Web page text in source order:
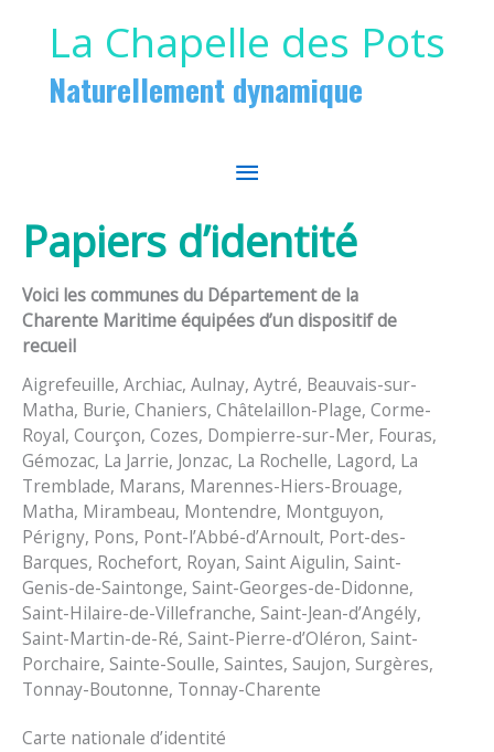
La Chapelle des Pots
Naturellement dynamique
MENU
PRINCIPAL
Papiers d’identité
Voici les communes du Département de la
Charente Maritime équipées d’un dispositif de
recueil
Aigrefeuille, Archiac, Aulnay, Aytré, Beauvais-sur-
Matha, Burie, Chaniers, Châtelaillon-Plage, Corme-
Royal, Courçon, Cozes, Dompierre-sur-Mer, Fouras,
Gémozac, La Jarrie, Jonzac, La Rochelle, Lagord, La
Tremblade, Marans, Marennes-Hiers-Brouage,
Matha, Mirambeau, Montendre, Montguyon,
Périgny, Pons, Pont-l’Abbé-d’Arnoult, Port-des-
Barques, Rochefort, Royan, Saint Aigulin, Saint-
Genis-de-Saintonge, Saint-Georges-de-Didonne,
Saint-Hilaire-de-Villefranche, Saint-Jean-d’Angély,
Saint-Martin-de-Ré, Saint-Pierre-d’Oléron, Saint-
Porchaire, Sainte-Soulle, Saintes, Saujon, Surgères,
Tonnay-Boutonne, Tonnay-Charente
Carte nationale d’identité